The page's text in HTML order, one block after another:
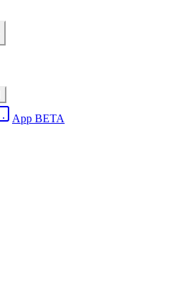
App BETA